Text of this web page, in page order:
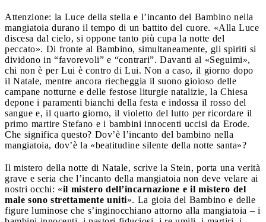
Attenzione: la Luce della stella e l’incanto del Bambino nella
mangiatoia durano il tempo di un battito del cuore. «Alla Luce
discesa dal cielo, si oppone tanto più cupa la notte del
peccato». Di fronte al Bambino, simultaneamente, gli spiriti si
dividono in “favorevoli” e “contrari”. Davanti al «Seguimi»,
chi non è per Lui è contro di Lui. Non a caso, il giorno dopo
il Natale, mentre ancora riecheggia il suono gioioso delle
campane notturne e delle festose liturgie natalizie, la Chiesa
depone i paramenti bianchi della festa e indossa il rosso del
sangue e, il quarto giorno, il violetto del lutto per ricordare il
primo martire Stefano e i bambini innocenti uccisi da Erode.
Che significa questo? Dov’è l’incanto del bambino nella
mangiatoia, dov’è la «beatitudine silente della notte santa»?
Il mistero della notte di Natale, scrive la Stein, porta una verità
grave e seria che l’incanto della mangiatoia non deve velare ai
nostri occhi: «il mistero dell’incarnazione e il mistero del
male sono strettamente uniti». La gioia del Bambino e delle
figure luminose che s’inginocchiano attorno alla mangiatoia – i